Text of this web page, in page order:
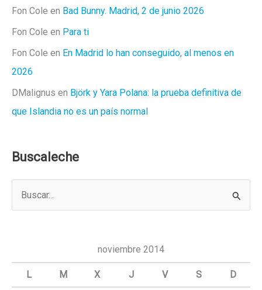
Fon Cole en Bad Bunny. Madrid, 2 de junio 2026
Fon Cole en Para ti
Fon Cole en En Madrid lo han conseguido, al menos en
2026
DMalignus en Björk y Yara Polana: la prueba definitiva de
que Islandia no es un país normal
Buscaleche
a
noviembre 2014
L M X J V S D